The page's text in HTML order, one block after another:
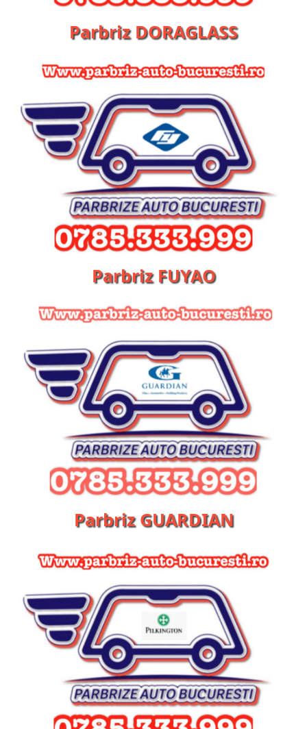
Parbriz DORAGLASS
Parbriz FUYAO
Parbriz GUARDIAN